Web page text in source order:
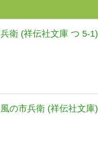
衛 (祥伝社文庫 つ 5-1)
の市兵衛 (祥伝社文庫)